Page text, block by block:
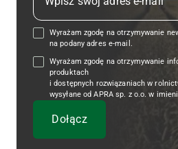
Wyrażam zgodę na otrzymywanie
na podany adres e-mail.
Wyrażam zgodę na otrzymywanie
produktach
i dostępnych rozwiązaniach w
wysyłane od APRA sp. z o.o. w